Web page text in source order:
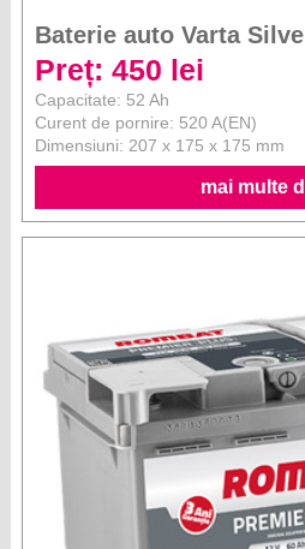
Baterie auto Varta
Preț: 450 lei
Capacitate: 52 Ah
Curent de pornire: 520 A(EN)
Dimensiuni: 207 x 175 x 175 mm
mai multe